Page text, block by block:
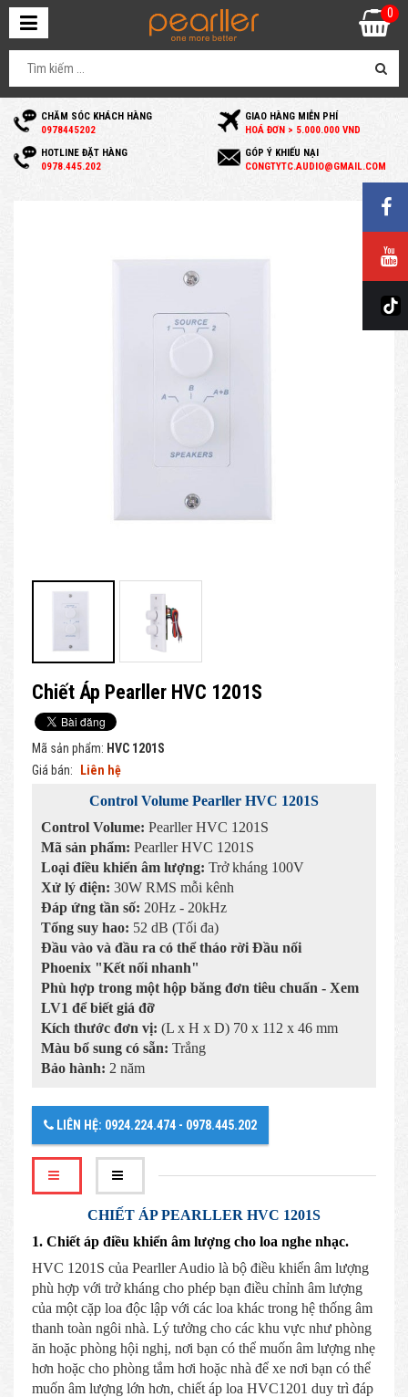
CHĂM SÓC KHÁCH HÀNG
0978445202
GIAO HÀNG MIỄN PHÍ
HOÁ ĐƠN > 5.000.000 VND
HOTLINE ĐẶT HÀNG
0978.445.202
GÓP Ý KHIẾU NẠI
CONGTYTC.AUDIO@GMAIL.COM
0
Chiết Áp Pearller HVC 1201S
Mã sản phẩm: HVC 1201S
Giá bán:
Liên hệ
Control Volume Pearller HVC 1201S
Control Volume: Pearller HVC 1201S
Mã sản phẩm: Pearller HVC 1201S
Loại điều khiển âm lượng: Trở kháng 100V
Xử lý điện: 30W RMS mỗi kênh
Đáp ứng tần số: 20Hz - 20kHz
Tổng suy hao: 52 dB (Tối đa)
Đầu vào và đầu ra có thể tháo rời Đầu nối
Phoenix "Kết nối nhanh"
Phù hợp trong một hộp băng đơn tiêu chuẩn - Xem
LV1 để biết giá đỡ
Kích thước đơn vị: (L x H x D) 70 x 112 x 46 mm
Màu bổ sung có sẵn: Trắng
Bảo hành: 2 năm
LIÊN HỆ: 0924.224.474 - 0978.445.202
CHIẾT ÁP PEARLLER HVC 1201S
1. Chiết áp điều khiển âm lượng cho loa nghe nhạc.
HVC 1201S của Pearller Audio là bộ điều khiển âm lượng
phù hợp với trở kháng cho phép bạn điều chỉnh âm lượng
của một cặp loa độc lập với các loa khác trong hệ thống âm
thanh toàn ngôi nhà. Lý tưởng cho các khu vực như phòng
ăn hoặc phòng hội nghị, nơi bạn có thể muốn âm lượng nhẹ
hơn hoặc cho phòng tắm hơi hoặc nhà để xe nơi bạn có thể
muốn âm lượng lớn hơn, chiết áp loa HVC1201 duy trì đáp